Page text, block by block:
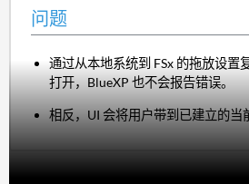
问题
通过从本地系统到 FSx 的拖放设置
打开，BlueXP 也不会报告错误。
相反，UI 会将用户带到已建立的当